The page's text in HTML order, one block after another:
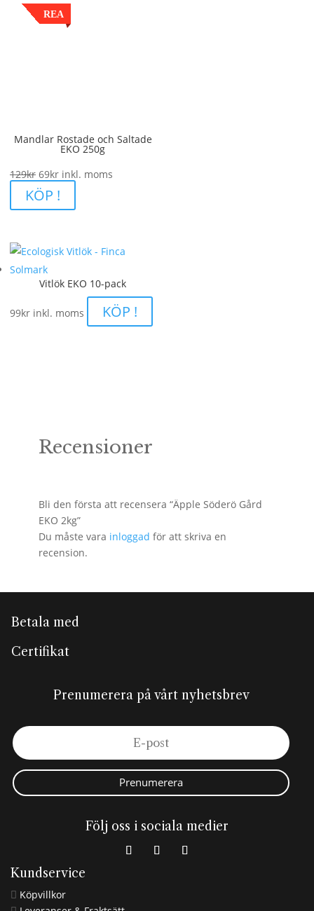
REA
Mandlar Rostade och Saltade
EKO 250g
129kr Det
ursprungliga
priset
129kr.
69krDet
nuvarande
priset
69kr.
inkl. moms
KÖP !
Vitlök EKO 10-pack
99kr inkl. moms KÖP !
Recensioner
Bli den första att recensera “Äpple Söderö Gård
EKO 2kg”
Du måste vara inloggad för att skriva en
recension.
Betala med
Certifikat
Prenumerera på vårt nyhetsbrev
Prenumerera
Följ oss i sociala medier
Kundservice
 Köpvillkor